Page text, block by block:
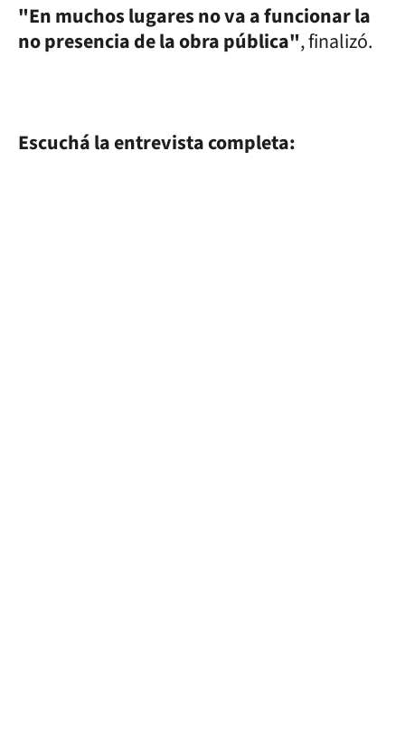
"En muchos lugares no va a funcionar la
no presencia de la obra pública", finalizó.
Escuchá la entrevista completa: